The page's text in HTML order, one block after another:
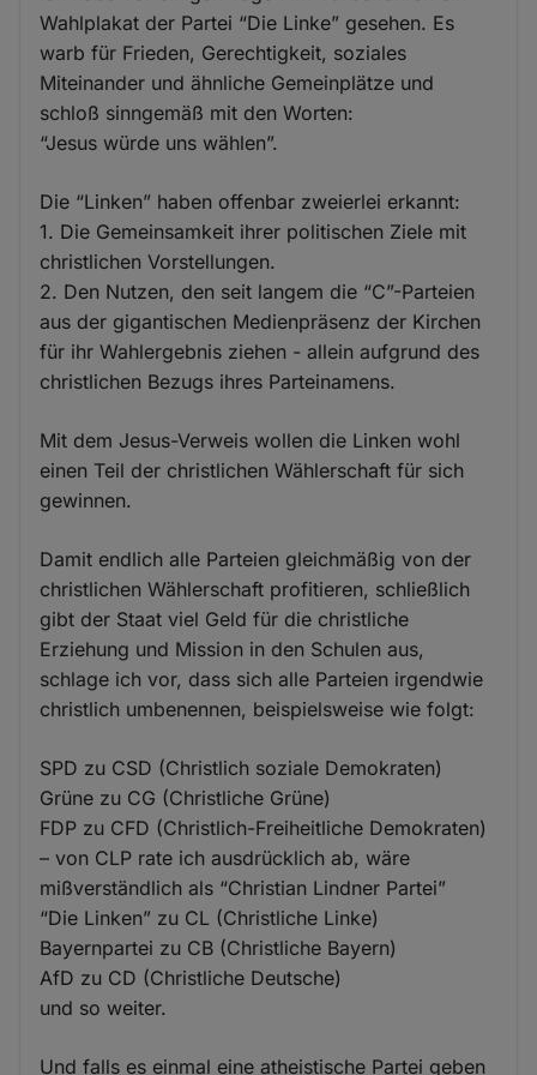
Wahlplakat der Partei “Die Linke” gesehen. Es
warb für Frieden, Gerechtigkeit, soziales
Miteinander und ähnliche Gemeinplätze und
schloß sinngemäß mit den Worten:
“Jesus würde uns wählen”.
Die “Linken” haben offenbar zweierlei erkannt:
1. Die Gemeinsamkeit ihrer politischen Ziele mit
christlichen Vorstellungen.
2. Den Nutzen, den seit langem die “C”-Parteien
aus der gigantischen Medienpräsenz der Kirchen
für ihr Wahlergebnis ziehen - allein aufgrund des
christlichen Bezugs ihres Parteinamens.
Mit dem Jesus-Verweis wollen die Linken wohl
einen Teil der christlichen Wählerschaft für sich
gewinnen.
Damit endlich alle Parteien gleichmäßig von der
christlichen Wählerschaft profitieren, schließlich
gibt der Staat viel Geld für die christliche
Erziehung und Mission in den Schulen aus,
schlage ich vor, dass sich alle Parteien irgendwie
christlich umbenennen, beispielsweise wie folgt:
SPD zu CSD (Christlich soziale Demokraten)
Grüne zu CG (Christliche Grüne)
FDP zu CFD (Christlich-Freiheitliche Demokraten)
– von CLP rate ich ausdrücklich ab, wäre
mißverständlich als “Christian Lindner Partei”
“Die Linken” zu CL (Christliche Linke)
Bayernpartei zu CB (Christliche Bayern)
AfD zu CD (Christliche Deutsche)
und so weiter.
Und falls es einmal eine atheistische Partei geben